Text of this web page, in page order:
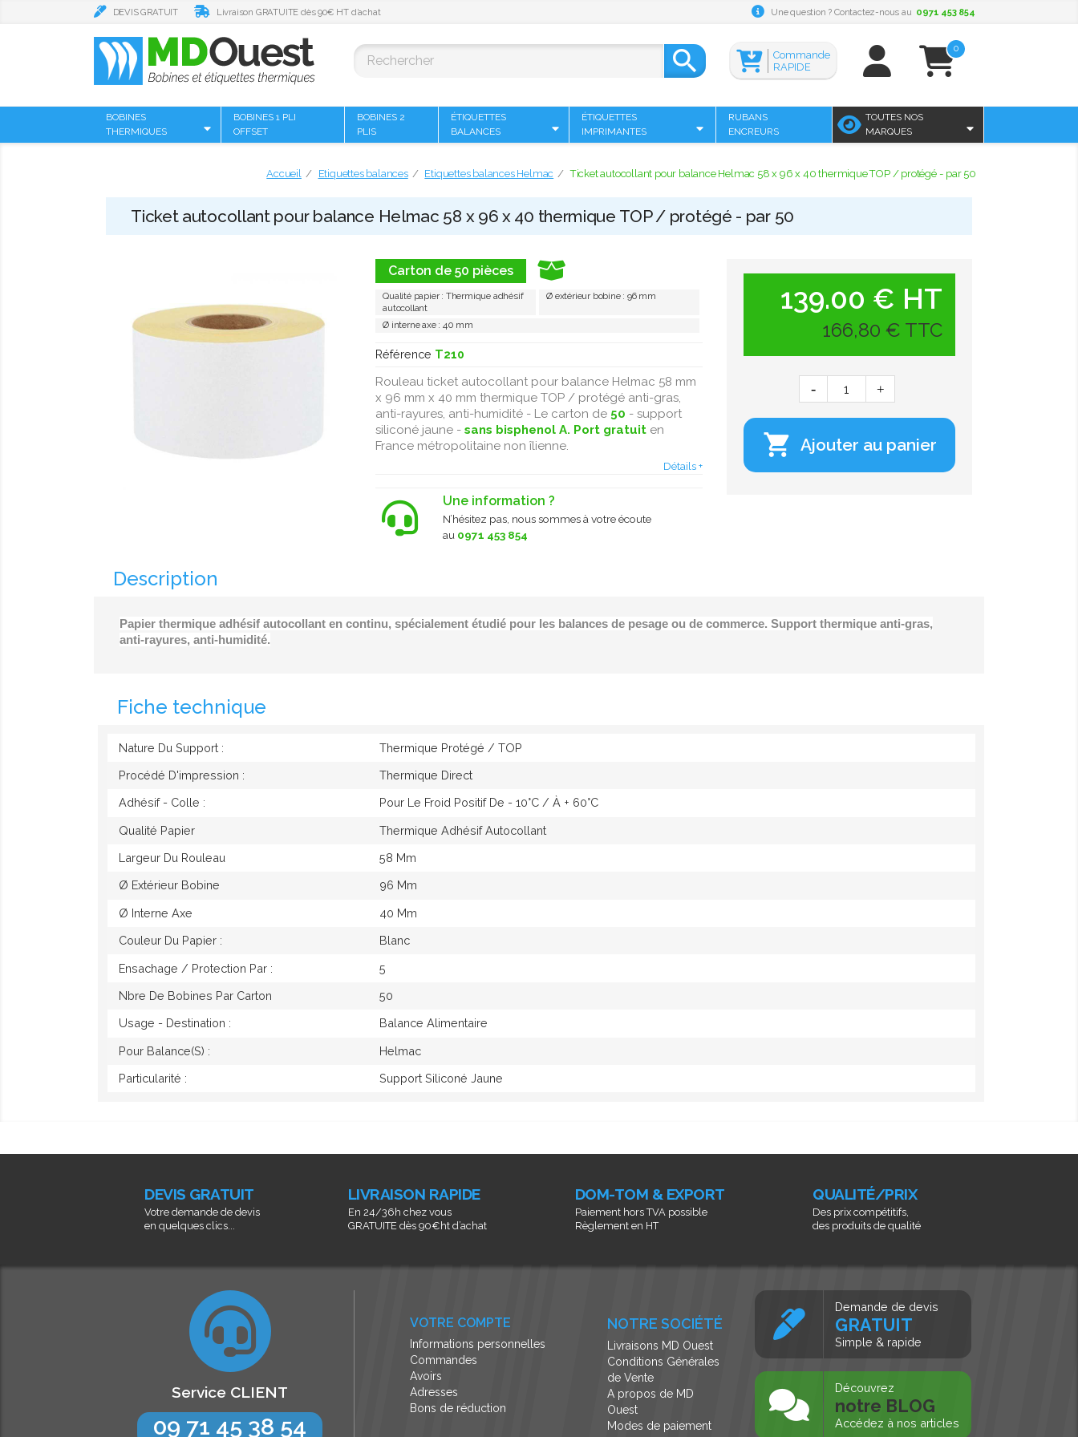
DEVIS GRATUIT Livraison GRATUITE dès 90€ HT d’achat Une question ? Contactez-nous au 0971 453 854
 0
Commande
RAPIDE
BOBINES
THERMIQUES
BOBINES 1 PLI
OFFSET
BOBINES 2
PLIS
ÉTIQUETTES
BALANCES
ÉTIQUETTES
IMPRIMANTES
RUBANS
ENCREURS
TOUTES NOS
MARQUES
Accueil Etiquettes balances Etiquettes balances Helmac Ticket autocollant pour balance Helmac 58 x 96 x 40 thermique TOP / protégé - par 50
Ticket autocollant pour balance Helmac 58 x 96 x 40 thermique TOP / protégé - par 50
Carton de 50 pièces
Qualité papier : Thermique adhésif
autocollant
Ø extérieur bobine : 96 mm
Ø interne axe : 40 mm
Référence T210
Rouleau ticket autocollant pour balance Helmac 58 mm
x 96 mm x 40 mm thermique TOP / protégé anti-gras,
anti-rayures, anti-humidité - Le carton de 50 - support
siliconé jaune - sans bisphenol A. Port gratuit en
France métropolitaine non îlienne.
Détails +
Une information ?
N’hésitez pas, nous sommes à votre écoute
au 0971 453 854
139.00 € HT
166,80 € TTC
 Ajouter au panier
Description
Papier thermique adhésif autocollant en continu, spécialement étudié pour les balances de pesage ou de commerce. Support thermique anti-gras,
anti-rayures, anti-humidité.
Fiche technique
Nature Du Support : Thermique Protégé / TOP
Procédé D'impression : Thermique Direct
Adhésif - Colle : Pour Le Froid Positif De - 10°c / À + 60°c
Qualité Papier Thermique Adhésif Autocollant
Largeur Du Rouleau 58 Mm
Ø Extérieur Bobine 96 Mm
Ø Interne Axe 40 Mm
Couleur Du Papier : Blanc
Ensachage / Protection Par : 5
Nbre De Bobines Par Carton 50
Usage - Destination : Balance Alimentaire
Pour Balance(s) : Helmac
Particularité : Support Siliconé Jaune
DEVIS GRATUIT
Votre demande de devis
en quelques clics...
LIVRAISON RAPIDE
En 24/36h chez vous
GRATUITE dès 90€ht d’achat
DOM-TOM & EXPORT
Paiement hors TVA possible
Règlement en HT
QUALITÉ/PRIX
Des prix compétitifs,
des produits de qualité
NOTRE SOCIÉTÉ
Livraisons MD Ouest
Conditions Générales
de Vente
A propos de MD
Ouest
Modes de paiement
VOTRE COMPTE
Informations personnelles
Commandes
Avoirs
Adresses
Bons de réduction
Service CLIENT
09 71 45 38 54
Demande de devis
GRATUIT
Simple & rapide
Découvrez
notre BLOG
Accédez à nos articles